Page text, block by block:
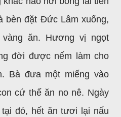
bèn đặt Đức Lâm xuống,
ăn. Hương vị ngọt
đời được nếm làm cho
Bà đưa một miếng vào
cứ thế ăn no nê. Ngày
đó, hết ăn tươi lại nấu